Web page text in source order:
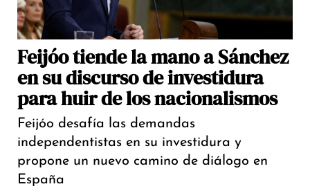
Feijóo tiende la mano a Sánchez
en su discurso de investidura
para huir de los nacionalismos
Feijóo desafía las demandas
independentistas en su investidura y
propone un nuevo camino de diálogo en
España